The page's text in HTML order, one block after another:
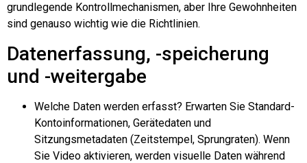
grundlegende Kontrollmechanismen, aber Ihre Gewohnheiten
sind genauso wichtig wie die Richtlinien.
Datenerfassung, -speicherung
und -weitergabe
Welche Daten werden erfasst? Erwarten Sie Standard-
Kontoinformationen, Gerätedaten und
Sitzungsmetadaten (Zeitstempel, Sprungraten). Wenn
Sie Video aktivieren, werden visuelle Daten während